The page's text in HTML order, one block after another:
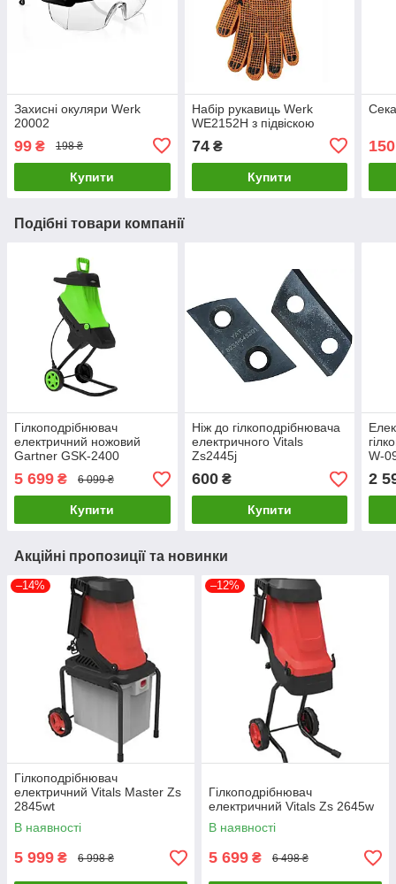
Захисні окуляри Werk
20002
99 ₴ 198 ₴
Купити
Набір рукавиць Werk
WE2152H з підвіскою
74₴
Купити
150
Подібні товари компанії
Гілкоподрібнювач
електричний ножовий
Gartner GSK-2400
5 699 ₴ 6 099 ₴
Купити
Ніж до гілкоподрібнювача
електричного Vitals
Zs2445j
600₴
Купити
W-
2
Акційні пропозиції та новинки
–14%
Гілкоподрібнювач
електричний Vitals Master Zs
2845wt
В наявності
5 999 ₴ 6 998 ₴
–12%
Гілкоподрібнювач
електричний Vitals Zs 2645w
В наявності
5 699 ₴ 6 498 ₴